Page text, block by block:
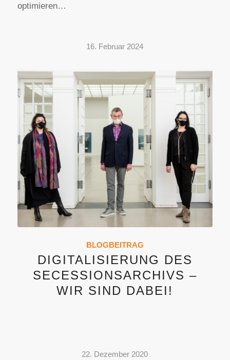
optimieren…
16. Februar 2024
BLOGBEITRAG
DIGITALISIERUNG DES
SECESSIONSARCHIVS –
WIR SIND DABEI!
22. Dezember 2020